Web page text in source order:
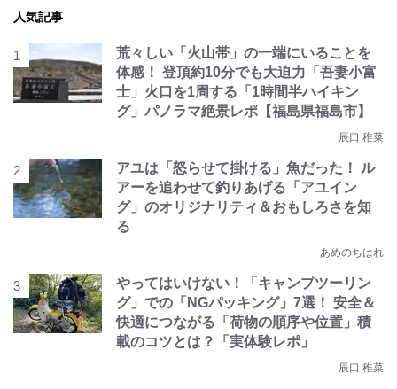
人気記事
荒々しい「火山帯」の一端にいることを
体感！ 登頂約10分でも大迫力「吾妻小富
士」火口を1周する「1時間半ハイキン
グ」パノラマ絶景レポ【福島県福島市】
辰口 稚菜
アユは「怒らせて掛ける」魚だった！ ル
アーを追わせて釣りあげる「アユイン
グ」のオリジナリティ＆おもしろさを知
る
あめのちはれ
やってはいけない！「キャンプツーリン
グ」での「NGパッキング」7選！ 安全＆
快適につながる「荷物の順序や位置」積
載のコツとは？「実体験レポ」
辰口 稚菜